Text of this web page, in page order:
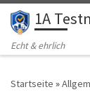
Zum Inhalt
1A
Echt & ehrlich
Startseite »